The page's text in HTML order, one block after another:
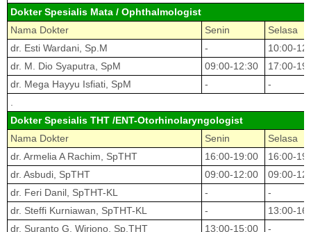
Dokter Spesialis Mata / Ophthalmologist
Nama Dokter
Senin
Selasa
dr. Esti Wardani, Sp.M
-
10:00-
dr. M. Dio Syaputra, SpM
09:00-12:30
17:00-
dr. Mega Hayyu Isfiati, SpM
-
-
Dokter Spesialis THT /ENT-Otorhinolaryngologist
Nama Dokter
Senin
Selasa
dr. Armelia A Rachim, SpTHT
16:00-19:00
16:00-
dr. Asbudi, SpTHT
09:00-12:00
09:00-
dr. Feri Danil, SpTHT-KL
-
-
dr. Steffi Kurniawan, SpTHT-KL
-
13:00-
dr. Suranto G. Wirjono, Sp.THT
13:00-15:00
-